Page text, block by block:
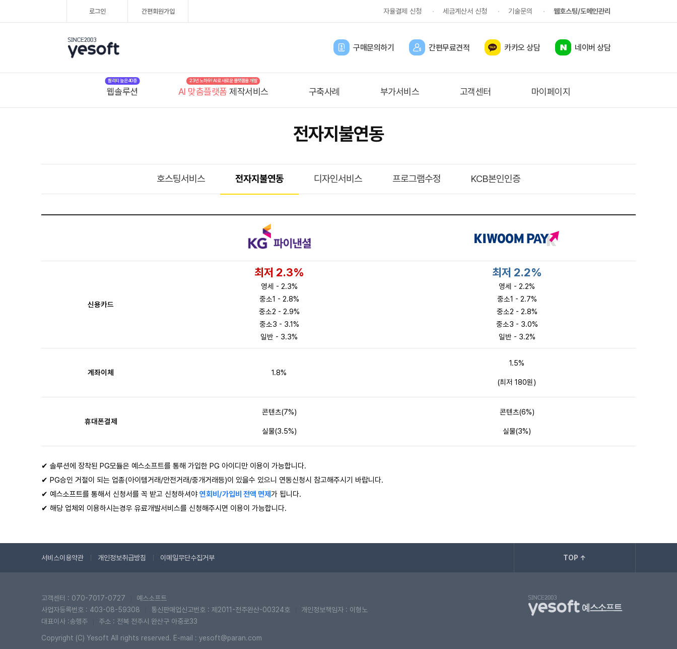
로그인 간편회원가입 웹호스팅/도메인관리
기술문의
세금계산서 신청
자율결제 신청
네이버 상담
카카오 상담
간편무료견적
구매문의하기
웹솔루션
퀄리티 높은 40종
AI 맞춤플랫폼 제작서비스
23년 노하우! AI로 새로운 플랫폼을 개발
구축사례 부가서비스 고객센터 마이페이지
전자지불연동
호스팅서비스 전자지불연동 디자인서비스 프로그램수정 KCB본인인증
신용카드
최저 2.3%
영세 - 2.3%
중소1 - 2.8%
중소2 - 2.9%
중소3 - 3.1%
일반 - 3.3%
최저 2.2%
영세 - 2.2%
중소1 - 2.7%
중소2 - 2.8%
중소3 - 3.0%
일반 - 3.2%
계좌이체 1.8%
1.5%
(최저 180원)
휴대폰결제
콘텐츠(7%)
실물(3.5%)
콘텐츠(6%)
실물(3%)
✔ 솔루션에 장착된 PG모듈은 예스소프트를 통해 가입한 PG 아이디만 이용이 가능합니다.
✔ PG승인 거절이 되는 업종(아이템거래/안전거래/중개거래등)이 있을수 있으니 연동신청시 참고해주시기 바랍니다.
✔ 예스소프트를 통해서 신청서를 꼭 받고 신청하셔야 연회비/가입비 전액 면제 가 됩니다.
✔ 해당 업체외 이용하시는경우 유료개발서비스를 신청해주시면 이용이 가능합니다.
서비스이용약관 개인정보취급방침 이메일무단수집거부 TOP ↑
고객센터 : 070-7017-0727
예스소프트
사업자등록번호 : 403-08-59308
통신판매업신고번호 : 제2011-전주완산-00324호
개인정보책임자 : 이형노
대표이사 :송행주
주소 : 전북 전주시 완산구 아중로33
Copyright (C) Yesoft All rights reserved. E-mail : yesoft@paran.com